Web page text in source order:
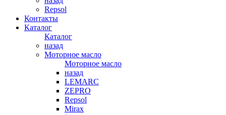
Repsol
Контакты
Каталог
Каталог
назад
Моторное масло
Моторное масло
назад
LEMARC
ZEPRO
Repsol
Mirax